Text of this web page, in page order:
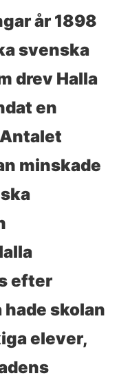
år 1898
svenska
drev Halla
en
minskade
efter
hade skolan
elever,